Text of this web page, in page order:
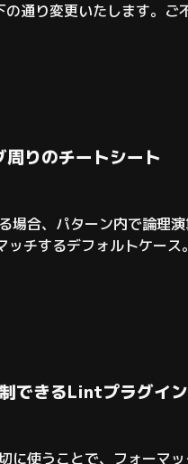
通り変更いたします。ご
りのチートシート
合、パターン内で論理
チするデフォルトケー
できるLintプラグイ
使うことで、フォーマ